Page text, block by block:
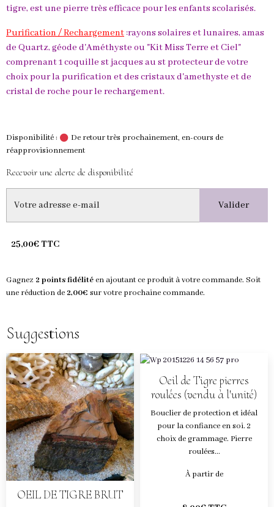
tigre, est une pierre très efficace pour les enfants scolarisés.
Purification / Rechargement :rayons solaires et lunaires, amas
de Quartz, géode d'Améthyste ou "Kit Miss Terre et Ciel"
comprenant 1 coquille st jacques au st protecteur de votre
choix pour la purification et des cristaux d'amethyste et de
cristal de roche pour le rechargement.
Disponibilité :
De retour très prochainement, en-cours de
réapprovisionnement
Recevoir une alerte de disponibilité
Valider
25,00€ TTC
Gagnez 2 points fidélitéen ajoutant ce produit à votre commande. Soit
une réduction de 2,00€ sur votre prochaine commande.
Suggestions
OEIL DE TIGRE BRUT
Oeil de Tigre pierres
roulées (vendu à l'unité)
Bouclier de protection et idéal
pour la confiance en soi. 2
choix de grammage. Pierre
roulées...
À partir de